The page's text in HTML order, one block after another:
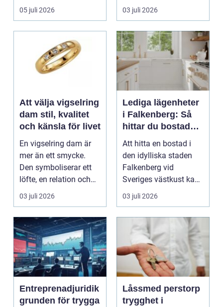
05 juli 2026
arbetsmiljö. En...
03 juli 2026
Att välja vigselring
dam stil, kvalitet
och känsla för livet
En vigselring dam är
mer än ett smycke.
Den symboliserar ett
löfte, en relation och
en gemensam fram...
03 juli 2026
Lediga lägenheter
i Falkenberg: Så
hittar du bostaden
för dig
Att hitta en bostad i
den idylliska staden
Falkenberg vid
Sveriges västkust kan
vara både...
03 juli 2026
Entreprenadjuridik
grunden för trygga
Låssmed perstorp
trygghet i